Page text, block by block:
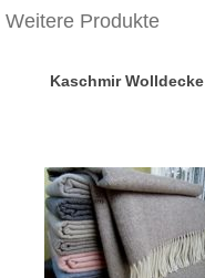
Weitere Produkte
Kaschmir Wolldecke